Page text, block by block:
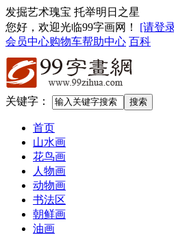
发掘艺术瑰宝 托举明日之星
您好，欢迎光临99字画网 ！ [请登
会员中心购物车帮助中心 百科
关键字：
首页
山水画
花鸟画
人物画
动物画
书法区
朝鲜画
油画